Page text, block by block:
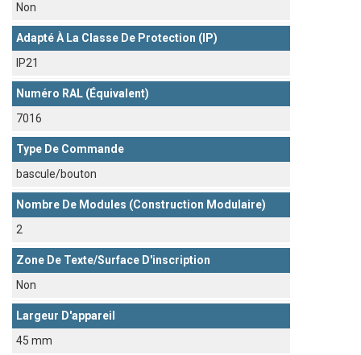
Non
Adapté À La Classe De Protection (IP)
IP21
Numéro RAL (équivalent)
7016
Type De Commande
bascule/bouton
Nombre De Modules (construction Modulaire)
2
Zone De Texte/surface D'inscription
Non
Largeur D'appareil
45 mm